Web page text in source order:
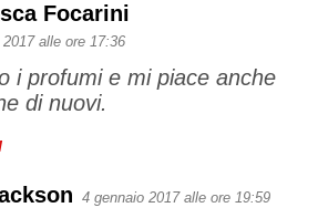
Focarini
alle ore 17:36
i profumi e mi piace anche
di nuovi.
4 gennaio 2017 alle ore 19:59